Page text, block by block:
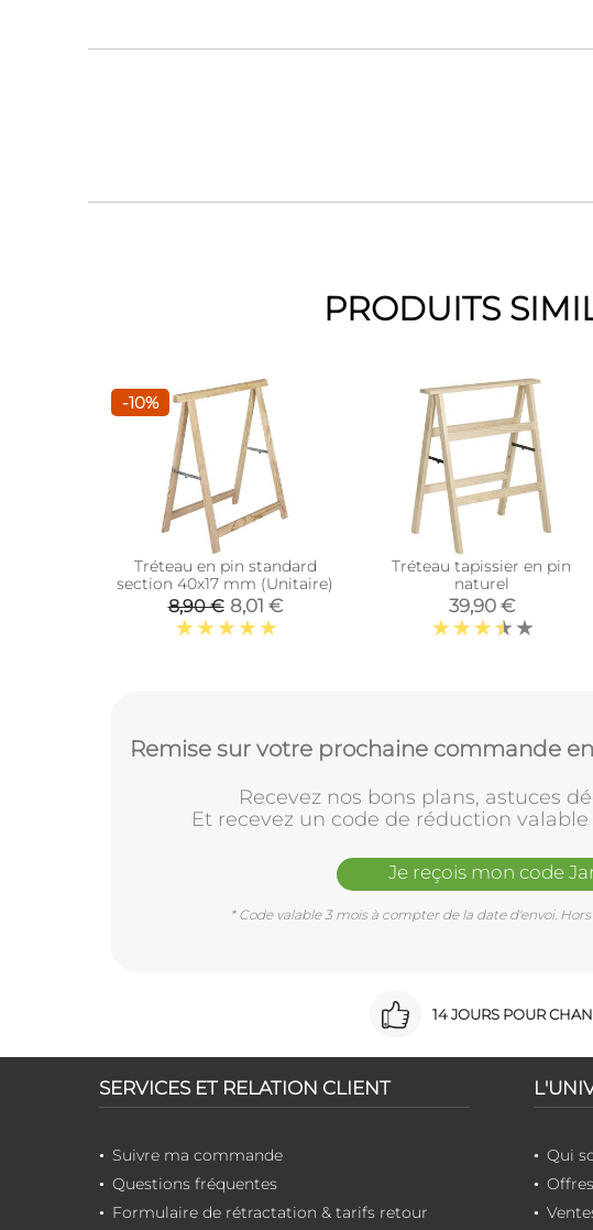
PRODUITS
-10%
Tréteau en pin standard
section 40x17 mm (Unitaire)
8,90 € 8,01 €
Tréteau tapissier en pin
naturel
39,90 €
Remise sur votre prochaine commande
Recevez nos bons plans, astuces
Et recevez un code de réduction
Je reçois mon code
* Code valable 3 mois à compter de la date d'envoi.
14 JOURS POUR
SERVICES ET RELATION CLIENT
Suivre ma commande
Questions fréquentes
Formulaire de rétractation & tarifs retour
Qui